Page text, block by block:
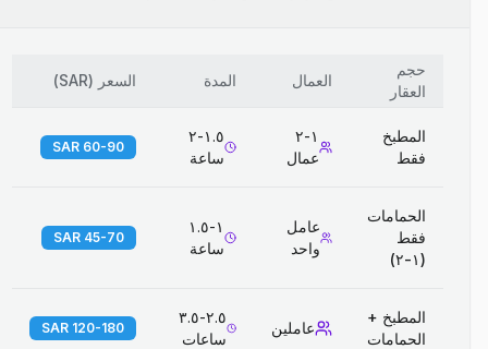
حجم
العقار
العمال المدة السعر (
SAR
)
المطبخ
فقط
١-٢
عمال
١.٥-٢
ساعة
60-90 SAR
الحمامات
فقط
(١-٢)
عامل
واحد
١-١.٥
ساعة
45-70 SAR
المطبخ +
الحمامات
عاملين
٢.٥-٣.٥
ساعات
120-180 SAR